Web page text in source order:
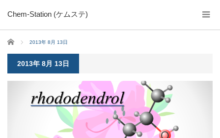
Chem-Station (ケムステ)
ホーム 2013年 8月 13日
2013年 8月 13日